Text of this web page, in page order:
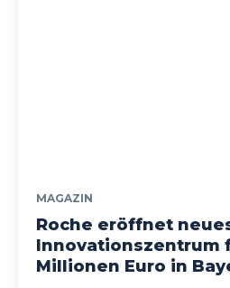
MAGAZIN
Roche eröffnet
Innovationszentrum
Millionen Euro in